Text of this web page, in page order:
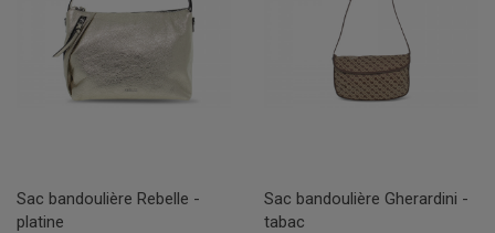
Sac bandoulière Rebelle -
platine
Sac bandoulière Gherardini -
tabac